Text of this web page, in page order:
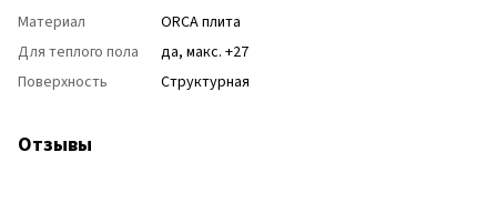
Материал
ORCA плита
Для теплого пола
да, макс. +27
Поверхность
Структурная
Отзывы